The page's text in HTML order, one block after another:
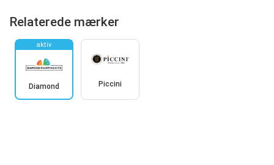
Relaterede mærker
aktiv
Diamond Piccini